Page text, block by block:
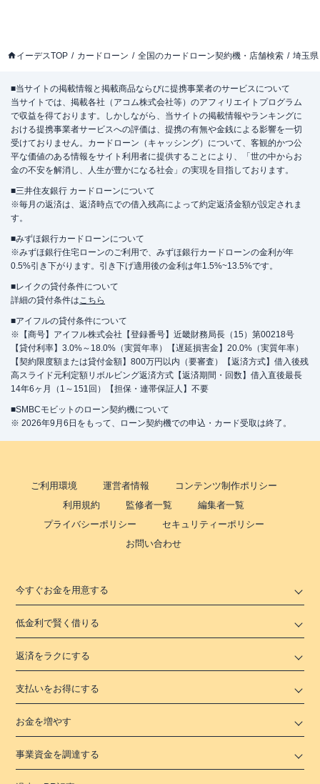
イーデスTOP カードローン 全国のカードローン契約機・店舗検索 埼玉県
■当サイトの掲載情報と掲載商品ならびに提携事業者のサービスについて
当サイトでは、掲載各社（アコム株式会社等）のアフィリエイトプログラム
で収益を得ております。しかしながら、当サイトの掲載情報やランキングに
おける提携事業者サービスへの評価は、提携の有無や金銭による影響を一切
受けておりません。カードローン（キャッシング）について、客観的かつ公
平な価値のある情報をサイト利用者に提供することにより、「世の中からお
金の不安を解消し、人生が豊かになる社会」の実現を目指しております。
■三井住友銀行 カードローンについて
※毎月の返済は、返済時点での借入残高によって約定返済金額が設定されま
す。
■みずほ銀行カードローンについて
※みずほ銀行住宅ローンのご利用で、みずほ銀行カードローンの金利が年
0.5%引き下がります。引き下げ適用後の金利は年1.5%~13.5%です。
■レイクの貸付条件について
詳細の貸付条件はこちら
■アイフルの貸付条件について
※【商号】アイフル株式会社【登録番号】近畿財務局長（15）第00218号
【貸付利率】3.0%～18.0%（実質年率）【遅延損害金】20.0%（実質年率）
【契約限度額または貸付金額】800万円以内（要審査）【返済方式】借入後残
高スライド元利定額リボルビング返済方式【返済期間・回数】借入直後最長
14年6ヶ月（1～151回）【担保・連帯保証人】不要
■SMBCモビットのローン契約機について
※ 2026年9月6日をもって、ローン契約機での申込・カード受取は終了。
ご利用環境 運営者情報
コンテンツ制作ポリシー
利用規約
監修者一覧
編集者一覧
プライバシーポリシー
セキュリティーポリシー
お問い合わせ
今すぐお金を用意する
低金利で賢く借りる
返済をラクにする
支払いをお得にする
お金を増やす
事業資金を調達する